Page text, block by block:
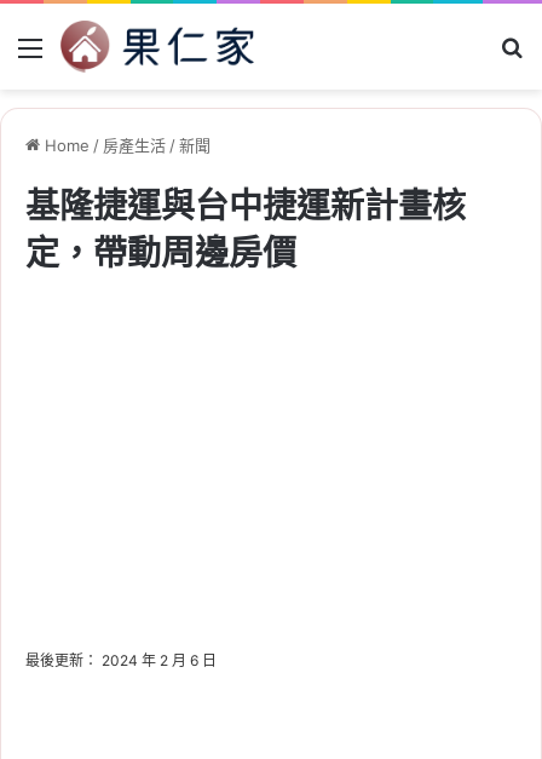
Menu
Home / 房產生活/新聞
基隆捷運與台中捷運新計畫核
定，帶動周邊房價
最後更新： 2024 年 2 月 6 日